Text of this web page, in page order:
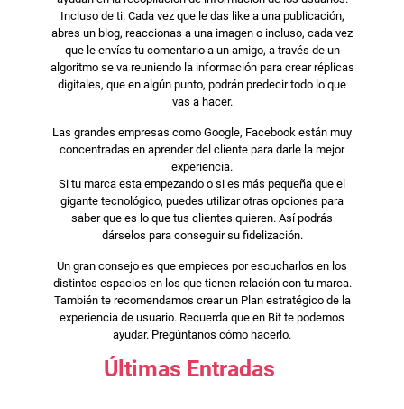
Incluso de ti. Cada vez que le das like a una publicación,
abres un blog, reaccionas a una imagen o incluso, cada vez
que le envías tu comentario a un amigo, a través de un
algoritmo se va reuniendo la información para crear réplicas
digitales, que en algún punto, podrán predecir todo lo que
vas a hacer.
Las grandes empresas como Google, Facebook están muy
concentradas en aprender del cliente para darle la mejor
experiencia.
Si tu marca esta empezando o si es más pequeña que el
gigante tecnológico, puedes utilizar otras opciones para
saber que es lo que tus clientes quieren. Así podrás
dárselos para conseguir su fidelización.
Un gran consejo es que empieces por escucharlos en los
distintos espacios en los que tienen relación con tu marca.
También te recomendamos crear un Plan estratégico de la
experiencia de usuario. Recuerda que en Bit te podemos
ayudar. Pregúntanos cómo hacerlo.
Últimas Entradas